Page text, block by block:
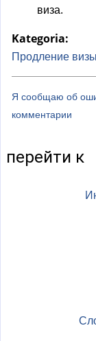
виза.
Kategoria:
Продление визы
Я сообщаю об
комментарии
перейти к